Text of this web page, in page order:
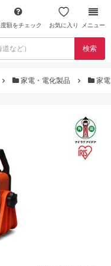
度額をチェック お気に入り メニュー
検索
家電・電化製品 家電